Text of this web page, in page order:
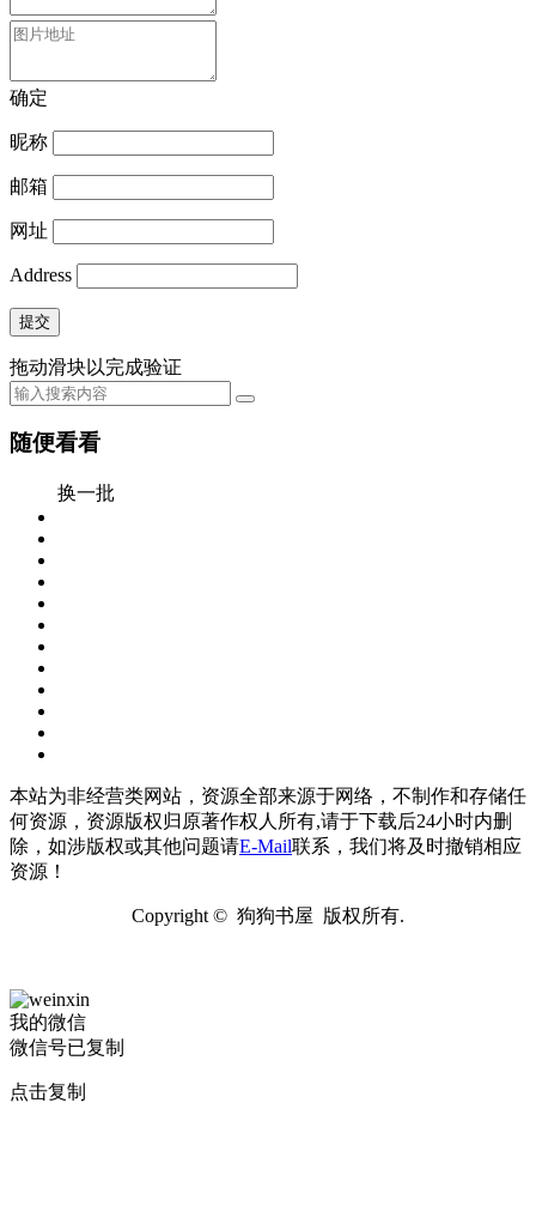
确定
昵称
邮箱
网址
Address
提交
拖动滑块以完成验证
随便看看
换一批
本站为非经营类网站，资源全部来源于网络，不制作和存储任
何资源，资源版权归原著作权人所有,请于下载后24小时内删
除，如涉版权或其他问题请E-Mail联系，我们将及时撤销相应
资源！
Copyright © 狗狗书屋 版权所有.
我的微信
微信号已复制
点击复制